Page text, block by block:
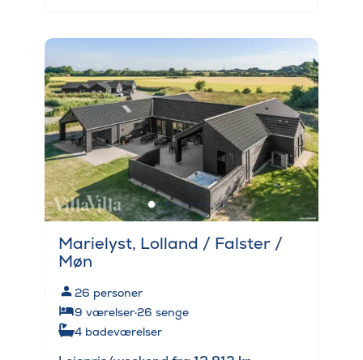
Marielyst, Lolland / Falster /
Møn
26 personer
9 værelser·26 senge
4 badeværelser